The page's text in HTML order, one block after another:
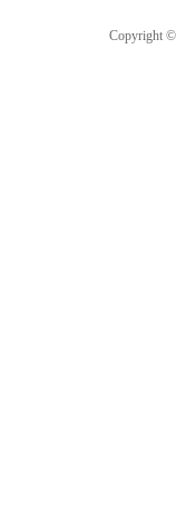
Copyright